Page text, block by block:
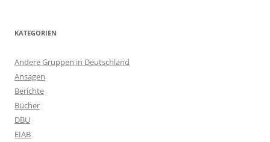
KATEGORIEN
Andere Gruppen in Deutschland
Ansagen
Berichte
Bücher
DBU
EIAB